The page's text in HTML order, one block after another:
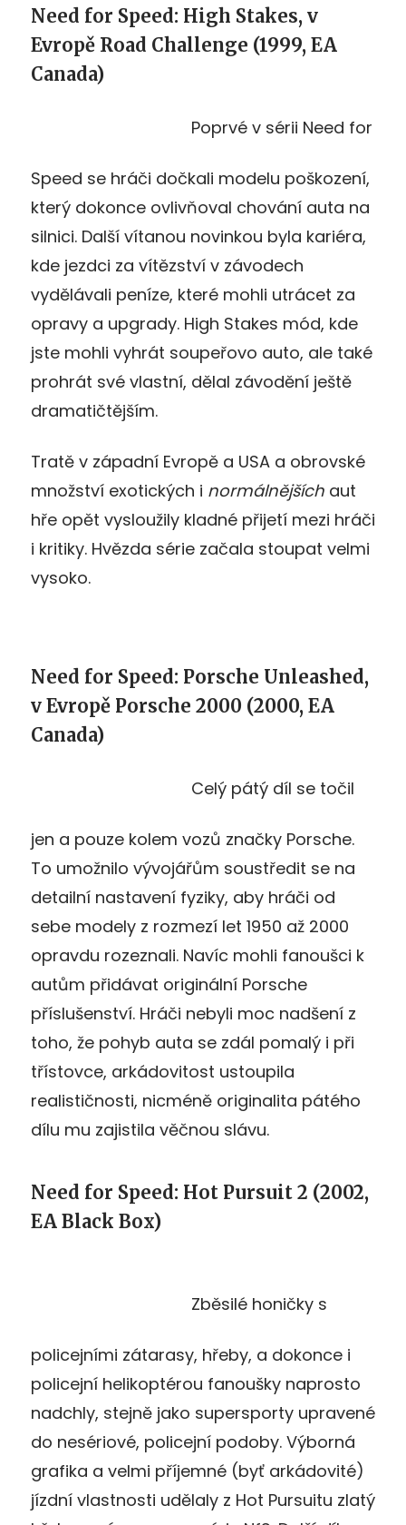
Need for Speed: High Stakes, v
Evropě Road Challenge (1999, EA
Canada)
Poprvé v sérii Need for
Speed se hráči dočkali modelu poškození,
který dokonce ovlivňoval chování auta na
silnici. Další vítanou novinkou byla kariéra,
kde jezdci za vítězství v závodech
vydělávali peníze, které mohli utrácet za
opravy a upgrady. High Stakes mód, kde
jste mohli vyhrát soupeřovo auto, ale také
prohrát své vlastní, dělal závodění ještě
dramatičtějším.
Tratě v západní Evropě a USA a obrovské
množství exotických i normálnějších aut
hře opět vysloužily kladné přijetí mezi hráči
i kritiky. Hvězda série začala stoupat velmi
vysoko.
Need for Speed: Porsche Unleashed,
v Evropě Porsche 2000 (2000, EA
Canada)
Celý pátý díl se točil
jen a pouze kolem vozů značky Porsche.
To umožnilo vývojářům soustředit se na
detailní nastavení fyziky, aby hráči od
sebe modely z rozmezí let 1950 až 2000
opravdu rozeznali. Navíc mohli fanoušci k
autům přidávat originální Porsche
příslušenství. Hráči nebyli moc nadšení z
toho, že pohyb auta se zdál pomalý i při
třístovce, arkádovitost ustoupila
realističnosti, nicméně originalita pátého
dílu mu zajistila věčnou slávu.
Need for Speed: Hot Pursuit 2 (2002,
EA Black Box)
Zběsilé honičky s
policejními zátarasy, hřeby, a dokonce i
policejní helikoptérou fanoušky naprosto
nadchly, stejně jako supersporty upravené
do nesériové, policejní podoby. Výborná
grafika a velmi příjemné (byť arkádovité)
jízdní vlastnosti udělaly z Hot Pursuitu zlatý